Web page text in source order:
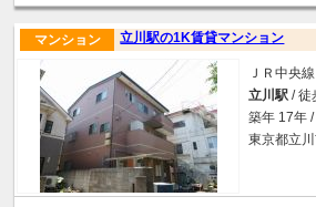
立川駅の1K賃貸マンション
マンション
ＪＲ中央線
立川駅 / 徒
築年 17年
東京都立